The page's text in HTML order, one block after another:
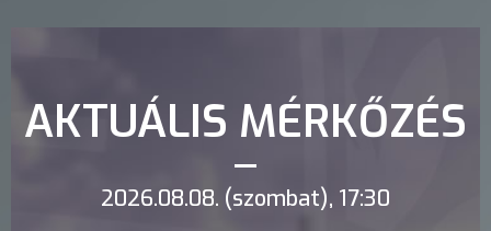
AKTUÁLIS MÉRKŐZÉS
2026.08.08. (szombat), 17:30